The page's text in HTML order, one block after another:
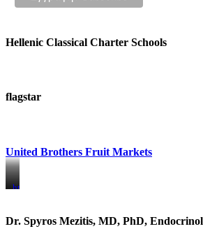
Hellenic Classical Charter Schools
flagstar
United Brothers Fruit Markets
https://www.unitedbrothersfruitmarkets.com/
https://www.unitedbrothersfruitmarkets.com/
Dr. Spyros Mezitis, MD, PhD,